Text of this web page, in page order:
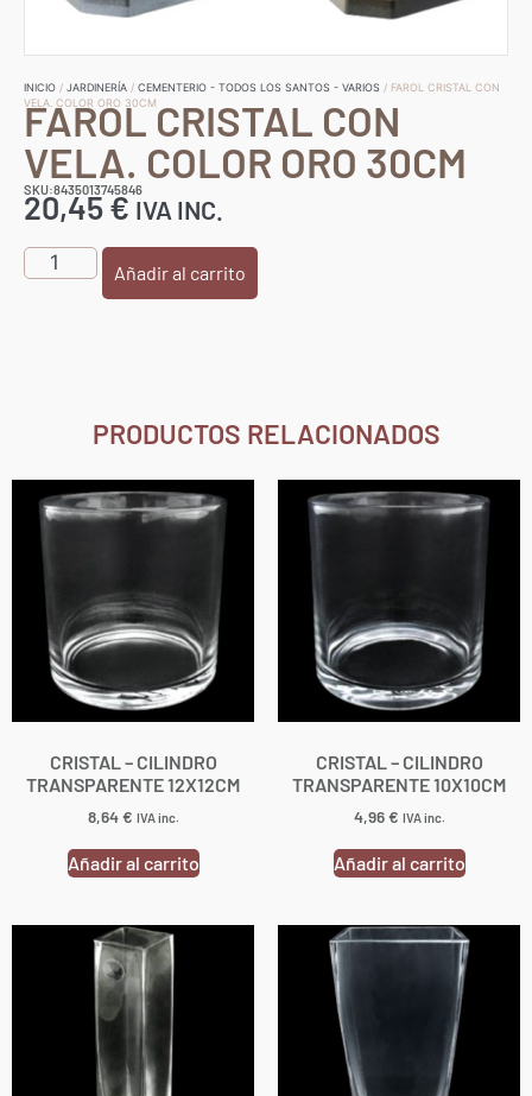
INICIO / JARDINERÍA / CEMENTERIO - TODOS LOS SANTOS - VARIOS / FAROL CRISTAL CON
VELA. COLOR ORO 30CM
FAROL CRISTAL CON
VELA. COLOR ORO 30CM
SKU:8435013745846
20,45€ IVA INC.
Añadir al carrito
PRODUCTOS RELACIONADOS
CRISTAL – CILINDRO
TRANSPARENTE 12X12CM
8,64€ IVA inc.
Añadir al carrito
CRISTAL – CILINDRO
TRANSPARENTE 10X10CM
4,96€ IVA inc.
Añadir al carrito